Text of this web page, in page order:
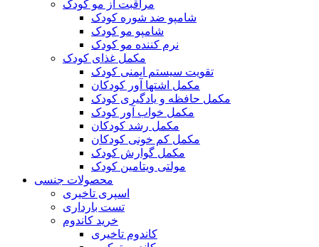
مراقبت از مو کودک
شامپو ضد شوره کودک
شامپو مو کودک
نرم کننده مو کودک
مکمل غذای کودک
تقویت سیستم ایمنی کودک
مکمل اشتها آور کودکان
مکمل حافظه و یادگیری کودک
مکمل خواب آور کودک
مکمل رشد کودکان
مکمل کم خونی کودکان
مکمل گوارش کودک
مولتی ویتامین کودک
محصولات جنسی
اسپری تاخیری
تست بارداری
خرید کاندوم
کاندوم تاخیری